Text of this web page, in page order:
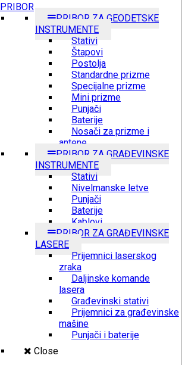
PRIBOR
PRIBOR ZA GEODETSKE
INSTRUMENTE
Stativi
Štapovi
Postolja
Standardne prizme
Specijalne prizme
Mini prizme
Punjači
Baterije
Nosači za prizme i
antene
PRIBOR ZA GRAĐEVINSKE
INSTRUMENTE
Stativi
Nivelmanske letve
Punjači
Baterije
Kablovi
PRIBOR ZA GRAĐEVINSKE
LASERE
Prijemnici laserskog
zraka
Daljinske komande
lasera
Građevinski stativi
Prijemnici za građevinske
mašine
Punjači i baterije
Close